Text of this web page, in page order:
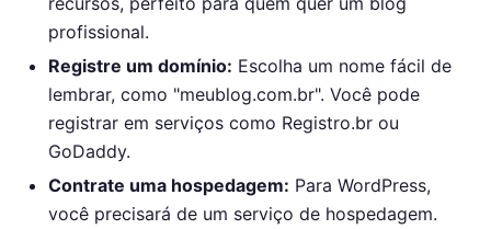
profissional.
Registre um domínio: Escolha um nome fácil de
lembrar, como "meublog.com.br". Você pode
registrar em serviços como Registro.br ou
GoDaddy.
Contrate uma hospedagem: Para WordPress,
você precisará de um serviço de hospedagem.